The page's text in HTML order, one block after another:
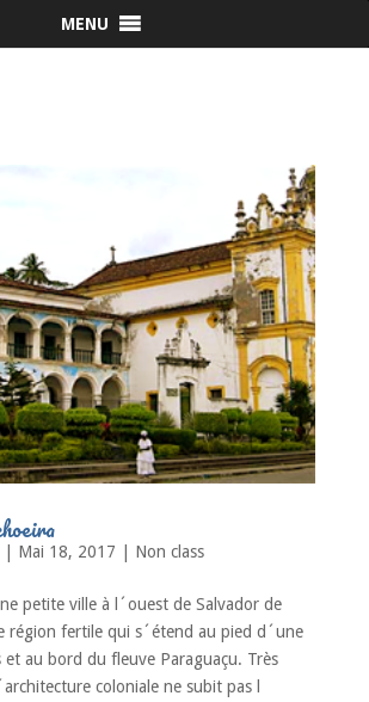
MENU
Mai 18, 2017 Non class
petite ville à l´ouest de Salvador de
région fertile qui s´étend au pied d´une
et au bord du fleuve Paraguaçu. Très
coloniale ne subit pas l